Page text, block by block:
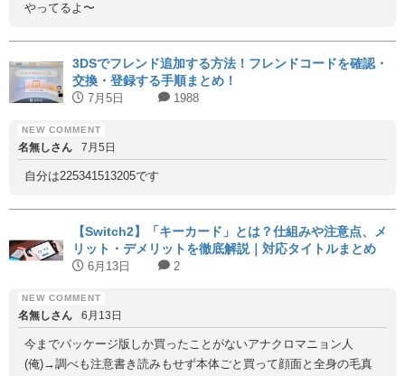
やってるよ〜
3DSでフレンド追加する方法！フレンドコードを確認・
交換・登録する手順まとめ！
7月5日 1988
名無しさん 7月5日
自分は225341513205です
【Switch2】「キーカード」とは？仕組みや注意点、メ
リット・デメリットを徹底解説｜対応タイトルまとめ
6月13日 2
名無しさん 6月13日
今までパッケージ版しか買ったことがないアナクロマニョン人
(俺)→調べも注意書き読みもせず本体ごと買って顔面と全身の毛真